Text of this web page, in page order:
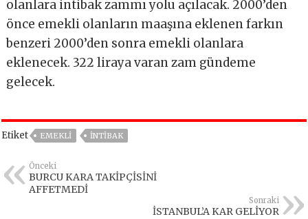
olanlara intibak zammı yolu açılacak. 2000’den
önce emekli olanların maaşına eklenen farkın
benzeri 2000’den sonra emekli olanlara
eklenecek. 322 liraya varan zam gündeme
gelecek.
Etiket EMEKLİ İNTİBAK
Önceki
BURCU KARA TAKİPÇİSİNİ
AFFETMEDİ
Sonraki
İSTANBUL’A KAR GELİYOR